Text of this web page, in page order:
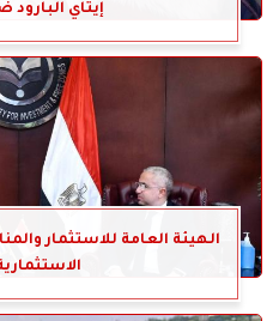
إيتاي
الهيئة العامة للاستثمار